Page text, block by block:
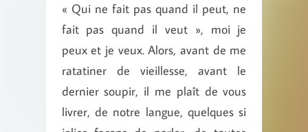
« Qui ne fait pas quand il peut, ne
fait pas quand il veut », moi je
peux et je veux. Alors, avant de me
ratatiner de vieillesse, avant le
dernier soupir, il me plaît de vous
livrer, de notre langue, quelques si